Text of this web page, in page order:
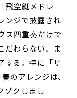
飛空艇メドレ
ンジで披露され
ス四重奏だけで
だわらない、ま
する。特に「ザ
のアレンジは、
ゾクしまし